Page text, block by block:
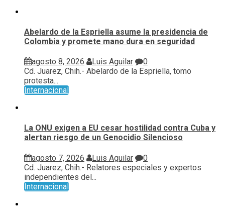
Abelardo de la Espriella asume la presidencia de
Colombia y promete mano dura en seguridad
agosto 8, 2026 Luis Aguilar
0
Cd. Juarez, Chih.- Abelardo de la Espriella, tomo
protesta...
Internacional
La ONU exigen a EU cesar hostilidad contra Cuba y
alertan riesgo de un Genocidio Silencioso
agosto 7, 2026 Luis Aguilar
0
Cd. Juarez, Chih.- Relatores especiales y expertos
independientes del...
Internacional